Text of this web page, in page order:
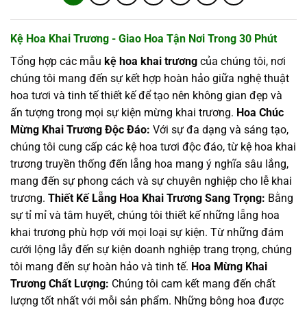
Kệ Hoa Khai Trương - Giao Hoa Tận Nơi Trong 30 Phút
Tổng hợp các mẫu kệ hoa khai trương của chúng tôi, nơi
chúng tôi mang đến sự kết hợp hoàn hảo giữa nghệ thuật
hoa tươi và tinh tế thiết kế để tạo nên không gian đẹp và
ấn tượng trong mọi sự kiện mừng khai trương. Hoa Chúc
Mừng Khai Trương Độc Đáo: Với sự đa dạng và sáng tạo,
chúng tôi cung cấp các kệ hoa tươi độc đáo, từ kệ hoa khai
trương truyền thống đến lẵng hoa mang ý nghĩa sâu lắng,
mang đến sự phong cách và sự chuyên nghiệp cho lễ khai
trương. Thiết Kế Lẵng Hoa Khai Trương Sang Trọng: Bằng
sự tỉ mỉ và tâm huyết, chúng tôi thiết kế những lẵng hoa
khai trương phù hợp với mọi loại sự kiện. Từ những đám
cưới lộng lẫy đến sự kiện doanh nghiệp trang trọng, chúng
tôi mang đến sự hoàn hảo và tinh tế. Hoa Mừng Khai
Trương Chất Lượng: Chúng tôi cam kết mang đến chất
lượng tốt nhất với mỗi sản phẩm. Những bông hoa được